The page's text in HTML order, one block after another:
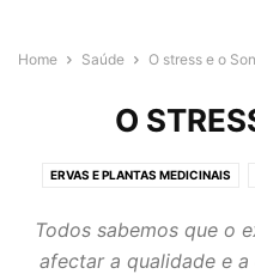
Home Saúde O stress e o
O
ERVAS E PLANTAS MEDICINAIS
Todos sabemos que o
afectar a qualidade e